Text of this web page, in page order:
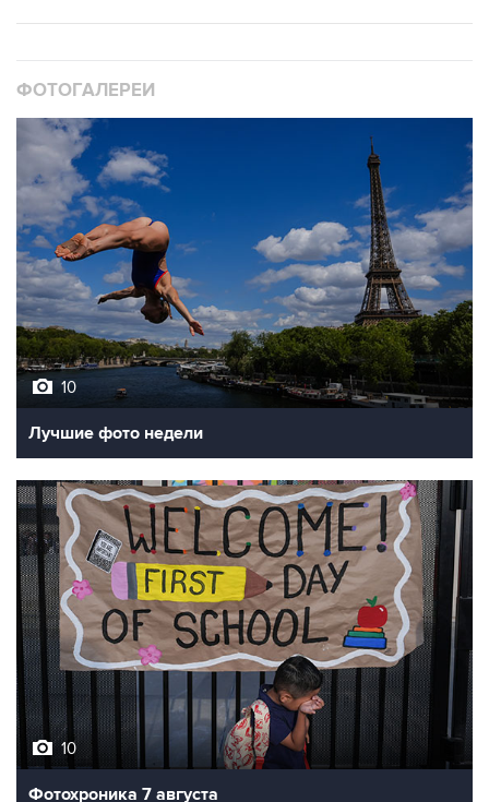
10
Лучшие фото недели
10
Фотохроника 7 августа